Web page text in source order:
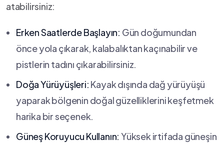
atabilirsiniz:
Erken Saatlerde Başlayın: Gün doğumundan
⁢önce yola çıkarak, kalabalıktan kaçınabilir⁢ ve
pistlerin‌ tadını çıkarabilirsiniz.
Doğa Yürüyüşleri: Kayak dışında dağ yürüyüşü​
yaparak bölgenin doğal güzelliklerini keşfetmek
harika bir seçenek.
Güneş Koruyucu Kullanın: Yüksek irtifada güneşin